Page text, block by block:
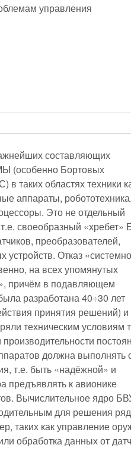
управления
составляющих
(особенно Бортовых
таких областях техники
аппараты, робототехника,
Это не отдельный
своеобразный «хребет»
преобразователей,
Отказ
на всех упомянутых
причём в подавляющем
разработана 40÷30 лет
принятия решений) и
техническим условиям
должна выполнять
т.е. быть «надёжной» и
предъявлять к авионике
Вычислительное ядро
для решения
таких как управление
обработка данных от